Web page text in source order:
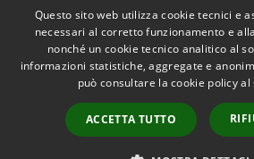
RSS
Accessibilità
Questo sito web utilizza cookie tecnici e
necessari al corretto funzionamento e
nonché un cookie tecnico analitico al
informazioni statistiche, aggregate e
può consultare la cookie policy al
ACCETTA TUTTO